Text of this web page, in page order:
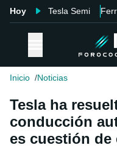
Hoy Tesla Semi
Inicio Noticias
Tesla ha
conducción
es cuestión de